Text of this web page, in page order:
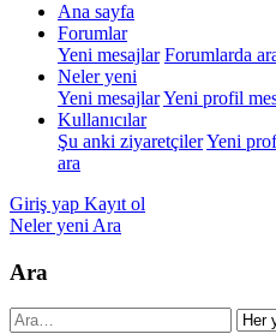
Ana sayfa
Forumlar
Yeni mesajlar Forumlarda
Neler yeni
Yeni mesajlarYeni profil
Kullanıcılar
Şu anki ziyaretçilerYeni
ara
Giriş yap Kayıt ol
Neler yeni Ara
Ara